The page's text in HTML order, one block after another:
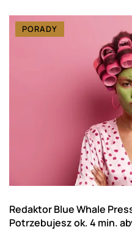
PORADY
Redaktor Blue Whale
Potrzebujesz ok. 4 min.